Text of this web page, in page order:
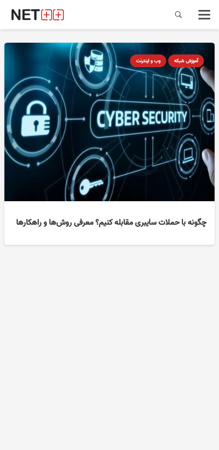
آموزش شبکه وب و اینترنت
چگونه با حملات سایبری مقابله کنیم؟ معرفی روش‌ها و راهکارها